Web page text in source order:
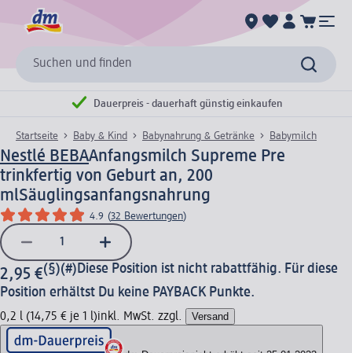
Suchen und finden
Dauerpreis - dauerhaft günstig einkaufen
Startseite Baby & Kind Babynahrung & Getränke Babymilch
Nestlé BEBAAnfangsmilch Supreme Pre
trinkfertig von Geburt an, 200
mlSäuglingsanfangsnahrung
4.9 (32 Bewertungen)
2,95 €(§)(#)Diese Position ist nicht rabattfähig. Für diese
Position erhältst Du keine PAYBACK Punkte.
0,2 l (14,75 € je 1 l)inkl. MwSt. zzgl. Versand